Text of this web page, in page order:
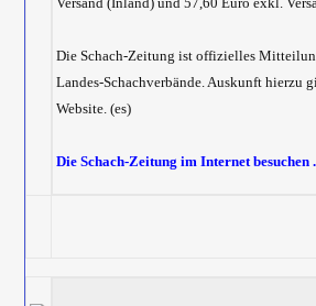
Die Schach-Zeitung ist offizielles
Landes-Schachverbände. Auskunft hierzu
Website. (es)
Die Schach-Zeitung im Internet besuchen